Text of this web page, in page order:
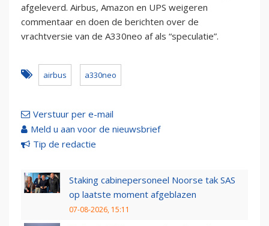
afgeleverd. Airbus, Amazon en UPS weigeren
commentaar en doen de berichten over de
vrachtversie van de A330neo af als “speculatie”.
airbus a330neo
Verstuur per e-mail
Meld u aan voor de nieuwsbrief
Tip de redactie
Staking cabinepersoneel Noorse tak SAS
op laatste moment afgeblazen
07-08-2026, 15:11